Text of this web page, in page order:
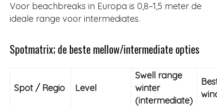
Voor beachbreaks in Europa is 0,8–1,5 meter de
ideale range voor intermediates.
Spotmatrix; de beste mellow/intermediate opties
Spot / Regio Level
Swell range
winter
(intermediate)